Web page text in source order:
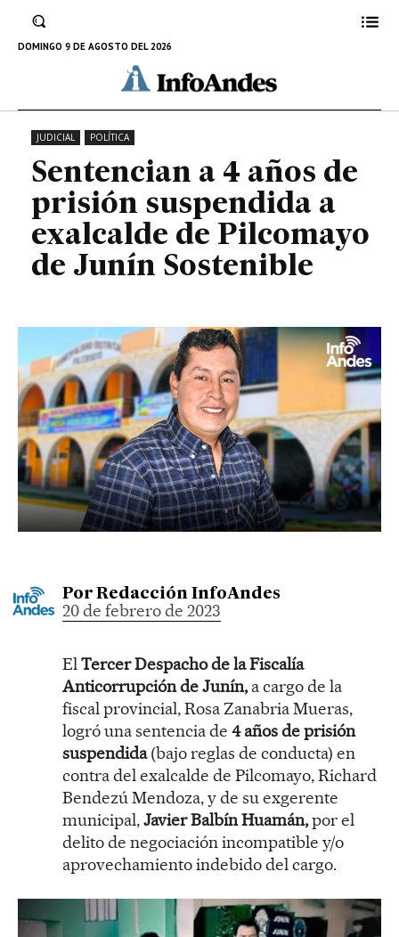
DOMINGO 9 DE AGOSTO DEL 2026
Pilcomayo de Junín Sostenible
20 DE FEBRERO DE 2023
JUDICIAL POLÍTICA
Sentencian a 4 años de
prisión suspendida a
exalcalde de Pilcomayo
de Junín Sostenible
Por Redacción InfoAndes
20 de febrero de 2023
ElTercer Despacho de la Fiscalía
Anticorrupción de Junín, a cargo de la
fiscal provincial, Rosa Zanabria Mueras,
logró una sentencia de 4 años de prisión
suspendida(bajo reglas de conducta) en
contra del exalcalde de Pilcomayo, Richard
Bendezú Mendoza, y de su exgerente
municipal,Javier Balbín Huamán,por el
delito de negociación incompatible y/o
aprovechamiento indebido del cargo.